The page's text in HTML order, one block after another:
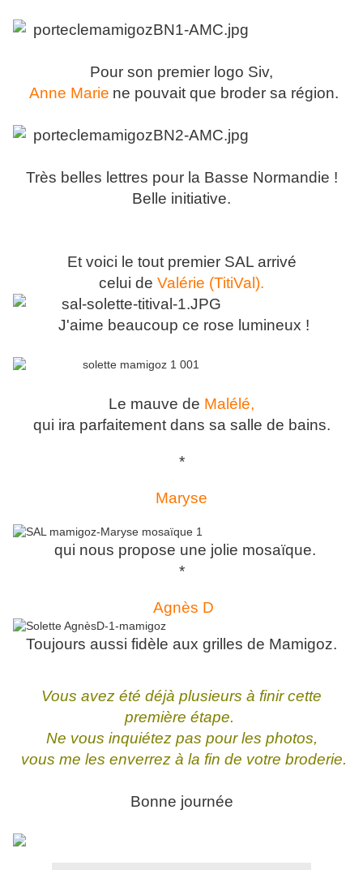
Pour son premier logo Siv,
Anne Marie ne pouvait que broder sa région.
Très belles lettres pour la Basse Normandie !
Belle initiative.
Et voici le tout premier SAL arrivé
celui de Valérie (TitiVal).
J'aime beaucoup ce rose lumineux !
Le mauve de Malélé,
qui ira parfaitement dans sa salle de bains.
*
Maryse
qui nous propose une jolie mosaïque.
*
Agnès D
Toujours aussi fidèle aux grilles de Mamigoz.
Vous avez été déjà plusieurs à finir cette
première étape.
Ne vous inquiétez pas pour les photos,
vous me les enverrez à la fin de votre broderie.
Bonne journée